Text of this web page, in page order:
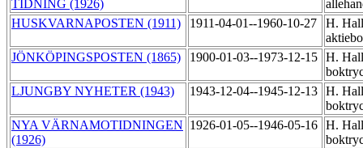
TIDNING (1926)
HUSKVARNAPOSTEN (1911)
1911-04-01--1960-10-27
H.
JÖNKÖPINGSPOSTEN (1865)
1900-01-03--1973-12-15 H.
LJUNGBY NYHETER (1943)
1943-12-04--1945-12-13 H.
NYA VÄRNAMOTIDNINGEN
(1926)
1926-01-05--1946-05-16 H.